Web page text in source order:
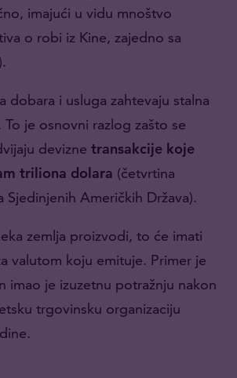
imajući u vidu mnoštvo
o robi iz Kine, zajedno sa
dobara i usluga zahtevaju stalna
To je osnovni razlog zašto se
devizne transakcije koje
triliona dolara (četvrtina
Sjedinjenih Američkih Država).
zemlja proizvodi, to će imati
valutom koju emituje. Primer je
imao je izuzetnu potražnju nakon
trgovinsku organizaciju